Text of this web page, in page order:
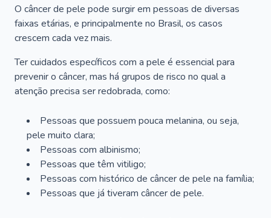
O câncer de pele pode surgir em pessoas de diversas
faixas etárias, e principalmente no Brasil, os casos
crescem cada vez mais.
Ter cuidados específicos com a pele é essencial para
prevenir o câncer, mas há grupos de risco no qual a
atenção precisa ser redobrada, como:
Pessoas que possuem pouca melanina, ou seja,
pele muito clara;
Pessoas com albinismo;
Pessoas que têm vitiligo;
Pessoas com histórico de câncer de pele na família;
Pessoas que já tiveram câncer de pele.